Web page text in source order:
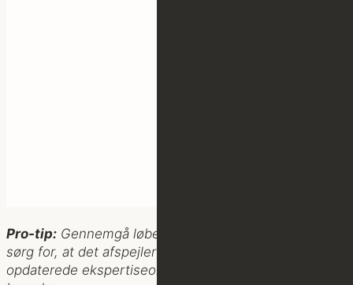
Pro-tip: Gennemgå løbende jeres indhold kritisk og
sørg for, at det afspejler den nyeste viden og de mest
opdaterede ekspertiseområder inden for jeres